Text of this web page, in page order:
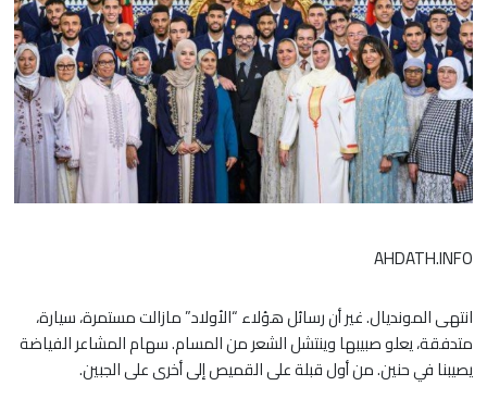
AHDATH.INFO
انتهى المونديال. غير أن رسائل هؤلاء “الأولاد” مازالت مستمرة، سيارة،
متدفقة، يعلو صبيبها وينتشل الشعر من المسام. سهام المشاعر الفياضة
يصيبنا في حنين. من أول قبلة على القميص إلى أخرى على الجبين.